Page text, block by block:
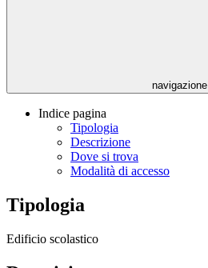
navigazione
Indice pagina
Tipologia
Descrizione
Dove si trova
Modalità di accesso
Tipologia
Edificio scolastico